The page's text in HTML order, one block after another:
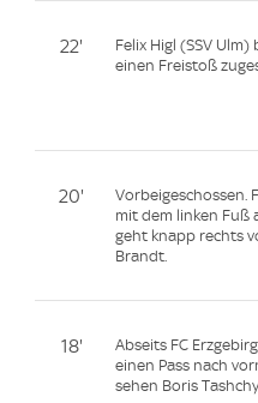
22'
Felix Higl (SSV
einen Freistoß
20'
Vorbeigeschossen.
mit dem linken Fuß
geht knapp rechts
Brandt.
18'
Abseits FC
einen Pass nach
sehen Boris